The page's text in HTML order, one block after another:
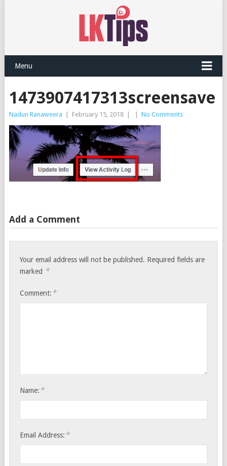
Menu
1473907417313screensave
Nadun Ranaweera February 15, 2018 No Comments
Add a Comment
Your email address will not be published. Required fields are
marked *
Comment: *
Name: *
Email Address: *